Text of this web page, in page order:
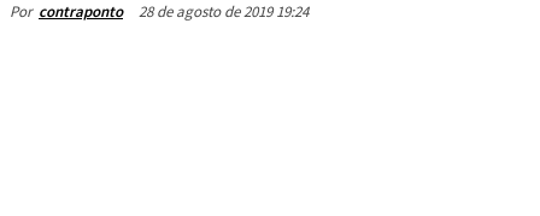
Por contraponto 28 de agosto de 2019 19:24